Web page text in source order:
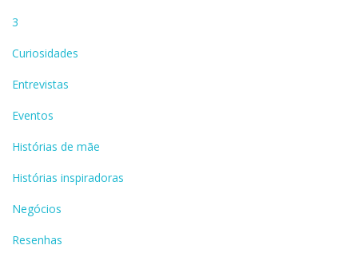
3
Curiosidades
Entrevistas
Eventos
Histórias de mãe
Histórias inspiradoras
Negócios
Resenhas